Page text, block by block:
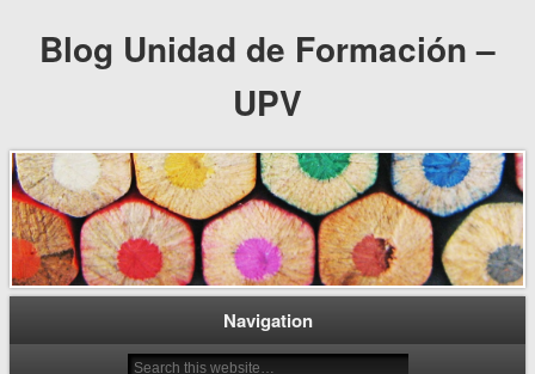
Blog Unidad de Formación –
UPV
Navigation